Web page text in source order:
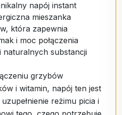
napój instant
mieszanka
która zapewnia
i moc połączenia
substancji
grzybów
i witamin, napój ten jest
reżimu picia i